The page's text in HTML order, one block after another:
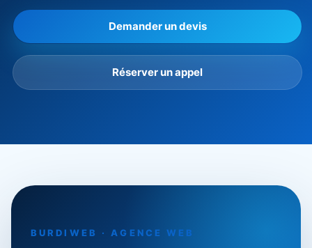
Demander un devis
Réserver un appel
BURDIWEB · AGENCE WEB